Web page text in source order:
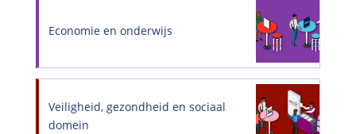
Economie en onderwijs
Veiligheid, gezondheid en sociaal
domein